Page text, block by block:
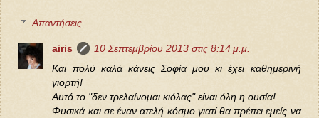
Απαντήσεις
airis
10 Σεπτεμβρίου 2013 στις 8:14 μ.μ.
Και πολύ καλά κάνεις Σοφία μου κι έχει καθημερινή
γιορτή!
Αυτό το "δεν τρελαίνομαι κιόλας" είναι όλη η ουσία!
Φυσικά και σε έναν ατελή κόσμο γιατί θα πρέπει εμείς να